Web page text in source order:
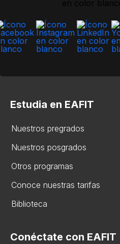
Estudia en EAFIT
Nuestros pregrados
Nuestros posgrados
Otros programas
Conoce nuestras tarifas
Biblioteca
Conéctate con EAFIT